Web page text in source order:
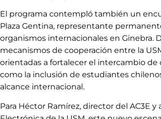
El programa contempló también un
Plaza Gentina, representante
organismos internacionales en Ginebra.
mecanismos de cooperación entre la
orientadas a fortalecer el intercambio
como la inclusión de estudiantes
alcance internacional.
Para Héctor Ramírez, director del AC3E